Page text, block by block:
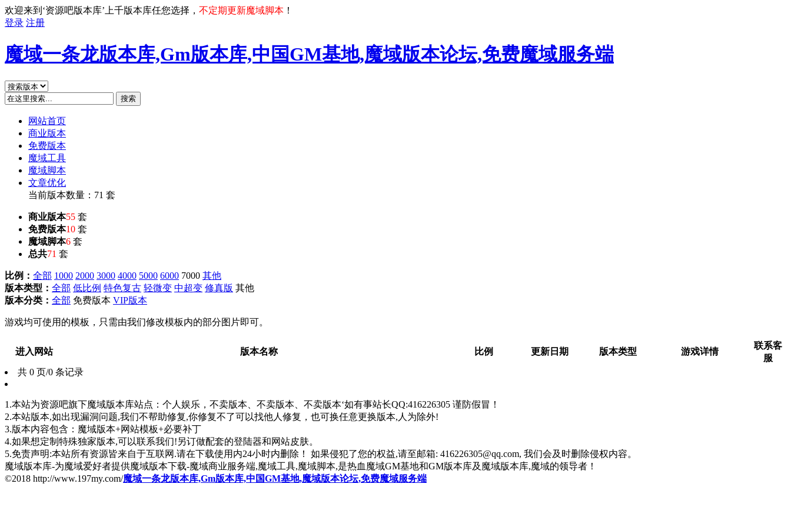
欢迎来到‘资源吧版本库’上千版本库任您选择， 不定期更新魔域脚本 ！
登录 注册
魔域一条龙版本库,Gm版本库,中国GM基地,魔域版本论坛,免费魔域服务端
搜索
网站首页
商业版本
免费版本
魔域工具
魔域脚本
文章优化
当前版本数量：71 套
商业版本55 套
免费版本10 套
魔域脚本6 套
总共71 套
比例： 全部 1000 2000 3000 4000 5000 6000 7000 其他
版本类型： 全部 低比例 特色复古 轻微变 中超变 修真版 其他
版本分类： 全部 免费版本 VIP版本
游戏均可使用的模板，只需由我们修改模板内的部分图片即可。
进入网站 版本名称 比例 更新日期 版本类型 游戏详情
联系客
服
共 0 页/0 条记录
1.本站为资源吧旗下魔域版本库站点：个人娱乐，不卖版本、不卖版本、不卖版本‘如有事站长QQ:416226305 谨防假冒！
2.本站版本,如出现漏洞问题,我们不帮助修复,你修复不了可以找他人修复，也可换任意更换版本,人为除外!
3.版本内容包含：魔域版本+网站模板+必要补丁
4.如果想定制特殊独家版本,可以联系我们!另订做配套的登陆器和网站皮肤。
5.免责声明:本站所有资源皆来自于互联网.请在下载使用内24小时内删除！ 如果侵犯了您的权益,请至邮箱: 416226305@qq.com, 我们会及时删除侵权内容。
魔域版本库-为魔域爱好者提供魔域版本下载-魔域商业服务端,魔域工具,魔域脚本,是热血魔域GM基地和GM版本库及魔域版本库,魔域的领导者！
©2018 http://www.197my.com/魔域一条龙版本库,Gm版本库,中国GM基地,魔域版本论坛,免费魔域服务端